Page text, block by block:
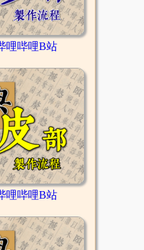
哩哔哩B站
哩哔哩B站